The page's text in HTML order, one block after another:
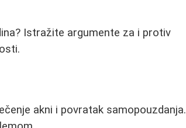
Istražite argumente za i protiv
akni i povratak samopouzdanja.